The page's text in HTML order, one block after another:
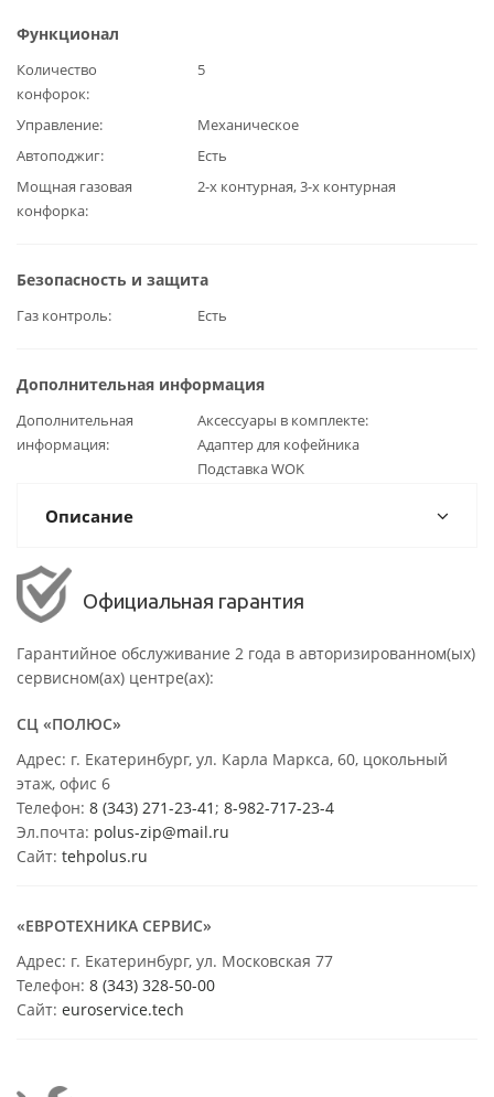
Функционал
Количество
конфорок
5
Управление
Механическое
Автоподжиг
Есть
Мощная газовая
конфорка
2-х контурная, 3-х контурная
Безопасность и защита
Газ контроль Есть
Дополнительная информация
Дополнительная
информация
Аксессуары в комплекте:
Адаптер для кофейника
Подставка WOK
Описание
Официальная гарантия
Гарантийное обслуживание 2 года в авторизированном(ых)
сервисном(ах) центре(ах):
СЦ «ПОЛЮС»
Адрес: г. Екатеринбург, ул. Карла Маркса, 60, цокольный
этаж, офис 6
Телефон: 8 (343) 271-23-41 ; 8-982-717-23-4
Эл.почта: polus-zip@mail.ru
Сайт: tehpolus.ru
«ЕВРОТЕХНИКА СЕРВИС»
Адрес: г. Екатеринбург, ул. Московская 77
Телефон: 8 (343) 328-50-00
Сайт: euroservice.tech